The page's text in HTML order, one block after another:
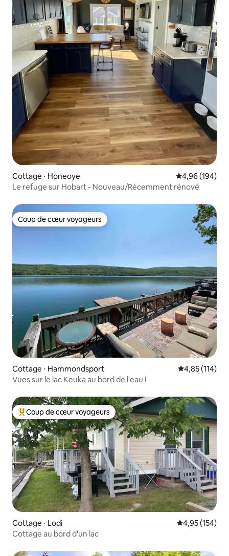
Cottage ⋅ Honeoye Évaluation
4,96 (194)
Le refuge sur Hobart - Nouveau/Récemment rénové
Coup de cœur voyageurs
Coup de cœur voyageurs
Cottage ⋅ Hammondsport Évaluation
4,85 (114)
Vues sur le lac Keuka au bord de l'eau !
Coups de cœur voyageurs les plus appréciés
Coup de cœur voyageurs
Cottage ⋅ Lodi Évaluation
4,95 (154)
Cottage au bord d'un lac